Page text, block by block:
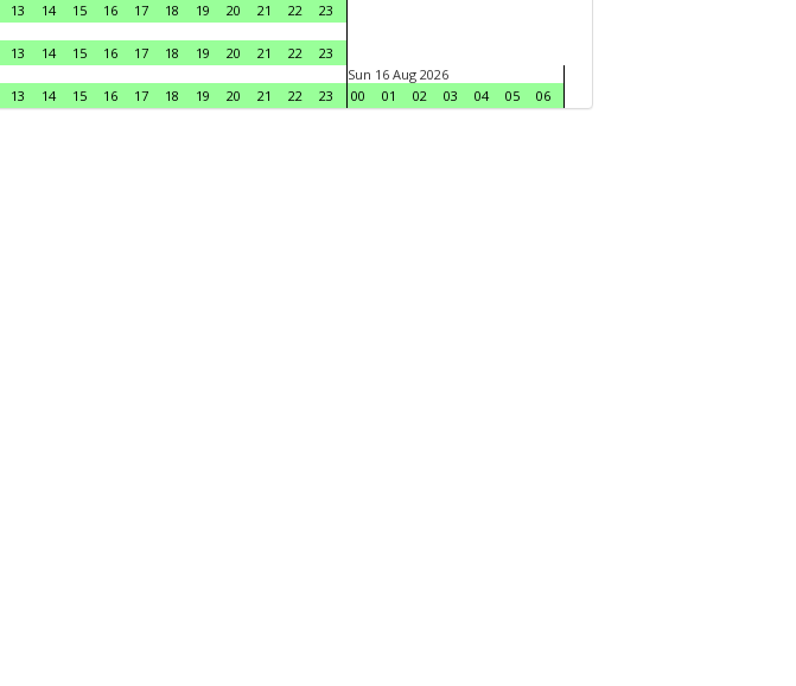
13 14 15 16 17 18 19 20 21 22
23
13 14 15 16 17 18 19 20 21 22
23
13 14 15 16 17 18 19 20 21 22 23
Sun 16 Aug 2026
00
01 02 03 04 05 06